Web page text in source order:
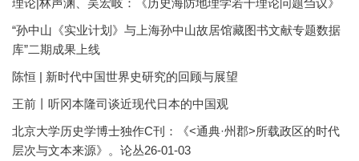
理论|林声渊、吴宏岐：《历史海防地理学若干理论问题刍议》
“孙中山《实业计划》与上海孙中山故居馆藏图书文献专题数据
库”二期成果上线
陈恒 | 新时代中国世界史研究的回顾与展望
王前丨听冈本隆司谈近现代日本的中国观
北京大学历史学博士独作C刊：《<通典·州郡>所载政区的时代
层次与文本来源》。论丛26-01-03